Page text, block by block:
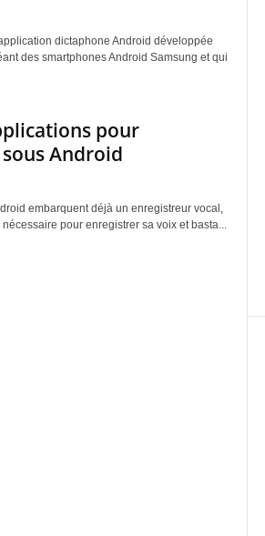
dictaphone Android développée
des smartphones Android Samsung et qui
pour
Android
embarquent déjà un enregistreur vocal,
pour enregistrer sa voix et basta...